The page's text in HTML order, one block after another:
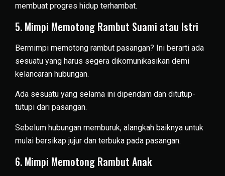
membuat progres hidup terhambat.
5. Mimpi Memotong Rambut Suami atau Istri
Bermimpi memotong rambut pasangan? Ini berarti ada
sesuatu yang harus segera dikomunikasikan demi
kelancaran hubungan.
Ada sesuatu yang selama ini dipendam dan ditutup-
tutupi dari pasangan.
Sebelum hubungan memburuk, alangkah baiknya untuk
mulai bersikap jujur dan terbuka pada pasangan.
6. Mimpi Memotong Rambut Anak